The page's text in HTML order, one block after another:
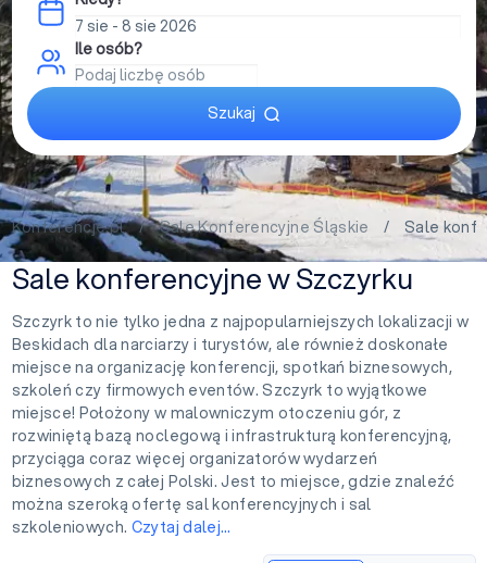
Ile osób?
Szukaj
Konferencje.pl/Sale Konferencyjne Śląskie / Sale
Sale konferencyjne w Szczyrku
Szczyrk to nie tylko jedna z najpopularniejszych lokalizacji w
Beskidach dla narciarzy i turystów, ale również doskonałe
miejsce na organizację konferencji, spotkań biznesowych,
szkoleń czy firmowych eventów. Szczyrk to wyjątkowe
miejsce! Położony w malowniczym otoczeniu gór, z
rozwiniętą bazą noclegową i infrastrukturą konferencyjną,
przyciąga coraz więcej organizatorów wydarzeń
biznesowych z całej Polski. Jest to miejsce, gdzie znaleźć
można szeroką ofertę sal konferencyjnych i sal
szkoleniowych. Czytaj dalej…